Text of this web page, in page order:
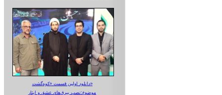
دانلود اولین قسمت «کوه‌گشت»
موضوع:نصب بیرق‌های عشق و ایثار